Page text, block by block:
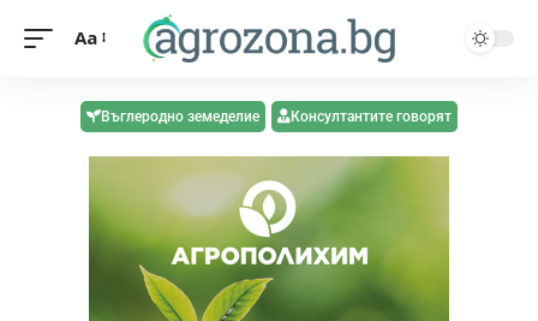
Aa
Въглеродно земеделие Консултантите говорят